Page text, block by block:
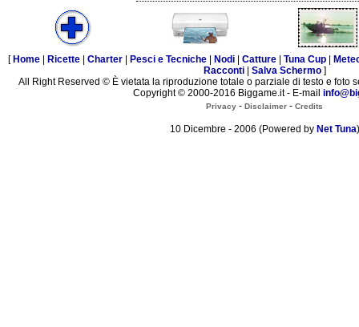
[ Home Ricette Charter Pesci e Tecniche Nodi Catture Tuna Cup
Racconti| Salva Schermo]
All Right Reserved © È vietata la riproduzione totale o parziale di testo e foto
Copyright © 2000-2016 Biggame.it - E-mail
Privacy - Disclaimer - Credits
10 Dicembre - 2006 (Powered by Net Tuna)